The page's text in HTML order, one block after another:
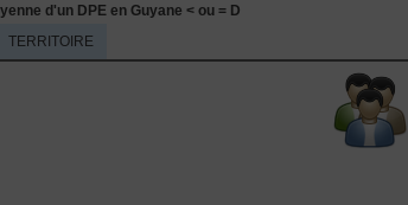
d'un DPE en Guyane < ou = D
TERRITOIRE